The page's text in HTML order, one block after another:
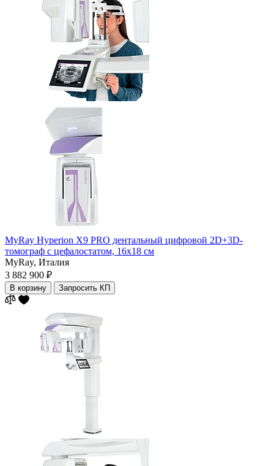
MyRay Hyperion X9 PRO дентальный цифровой 2D+3D-
томограф с цефалостатом, 16х18 см
MyRay, Италия
3 882 900 ₽
В корзину Запросить КП